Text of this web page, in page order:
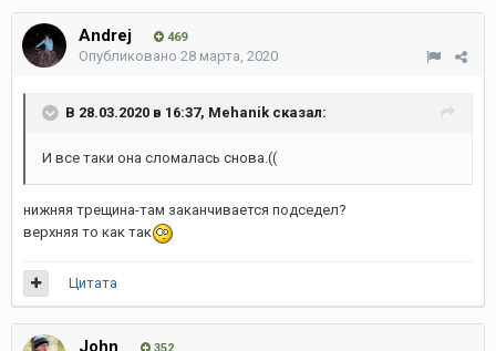
Andrej 469
Опубликовано 28 марта, 2020
В 28.03.2020 в 16:37, Mehanik сказал:
И все таки она сломалась снова.((
нижняя трещина-там заканчивается подседел?
верхняя то как так
Цитата
John